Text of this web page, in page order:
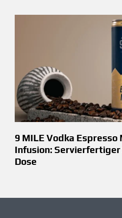
9 MILE Vodka
Infusion: Servierfertiger
Dose